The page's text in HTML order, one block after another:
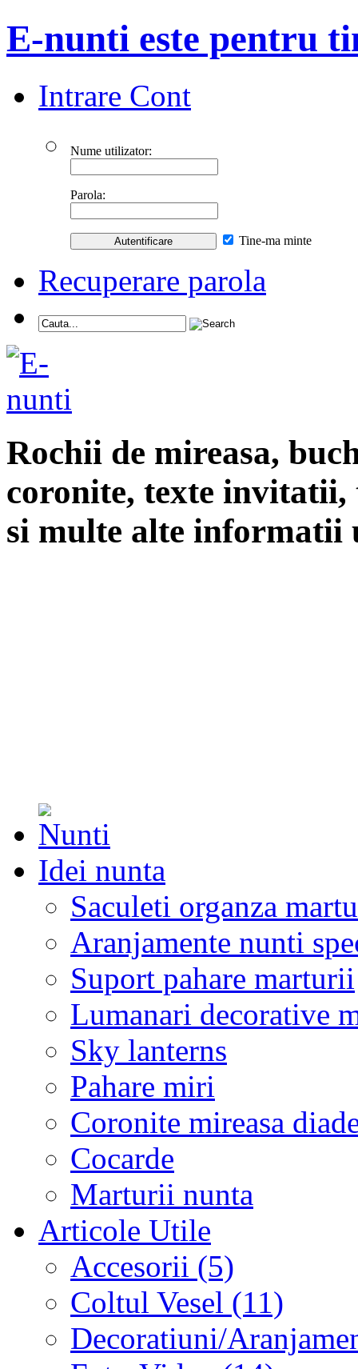
E-nunti este pentru
Intrare Cont
Nume utilizator:
Parola:
Tine-ma minte
Recuperare parola
Rochii de mireasa,
coronite, texte
si multe alte informatii
Idei nunta
Saculeti organza
Aranjamente nunti
Suport pahare marturii
Lumanari decorative
Sky lanterns
Pahare miri
Coronite mireasa
Cocarde
Marturii nunta
Articole Utile
Accesorii (5)
Coltul Vesel (11)
Decoratiuni/